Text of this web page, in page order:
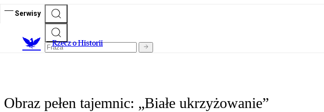
Serwisy
Rzecz o Historii
Obraz pełen tajemnic: „Białe ukrzyżowanie”